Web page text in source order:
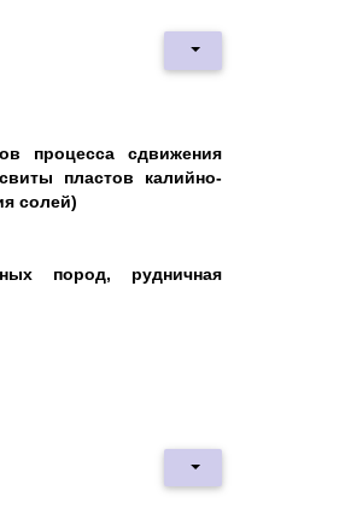
процесса сдвижения
пластов калийно-
солей)
пород, рудничная